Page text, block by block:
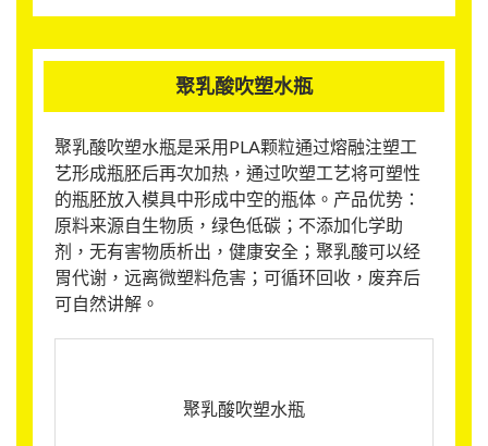
聚乳酸吹塑水瓶
聚乳酸吹塑水瓶是采用PLA颗粒通过熔融注塑工
艺形成瓶胚后再次加热，通过吹塑工艺将可塑性
的瓶胚放入模具中形成中空的瓶体。产品优势：
原料来源自生物质，绿色低碳；不添加化学助
剂，无有害物质析出，健康安全；聚乳酸可以经
胃代谢，远离微塑料危害；可循环回收，废弃后
可自然讲解。
聚乳酸吹塑水瓶